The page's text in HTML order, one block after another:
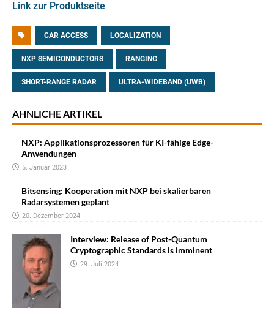
Link zur Produktseite
CAR ACCESS LOCALIZATION
NXP SEMICONDUCTORS RANGING
SHORT-RANGE RADAR ULTRA-WIDEBAND (UWB)
ÄHNLICHE ARTIKEL
NXP: Applikationsprozessoren für KI-fähige Edge-
Anwendungen
5. Januar 2023
Bitsensing: Kooperation mit NXP bei skalierbaren
Radarsystemen geplant
20. Dezember 2024
Interview: Release of Post-Quantum
Cryptographic Standards is imminent
29. Juli 2024